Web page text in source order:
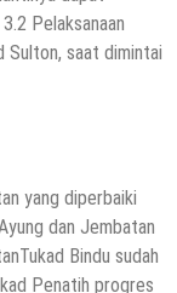
Pelaksanaan
Sulton, saat dimintai
yang diperbaiki
dan Jembatan
Bindu sudah
Penatih progres